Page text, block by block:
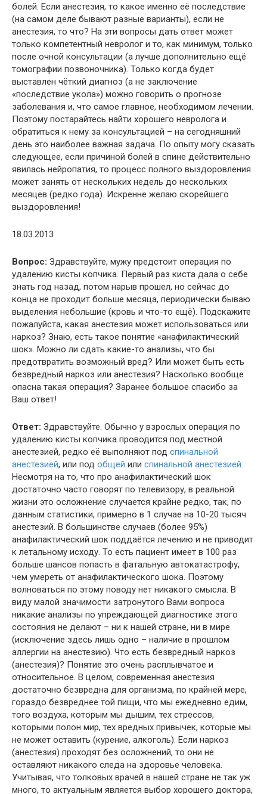
болей. Если анестезия, то какое именно её последствие
(на самом деле бывают разные варианты), если не
анестезия, то что? На эти вопросы дать ответ может
только компетентный невролог и то, как минимум, только
после очной консультации (а лучше дополнительно ещё
томографии позвоночника). Только когда будет
выставлен чёткий диагноз (а не заключение
«последствие укола») можно говорить о прогнозе
заболевания и, что самое главное, необходимом лечении.
Поэтому постарайтесь найти хорошего невролога и
обратиться к нему за консультацией – на сегодняшний
день это наиболее важная задача. По опыту могу сказать
следующее, если причиной болей в спине действительно
явилась нейропатия, то процесс полного выздоровления
может занять от нескольких недель до нескольких
месяцев (редко года). Искренне желаю скорейшего
выздоровления!
18.03.2013
Вопрос: Здравствуйте, мужу предстоит операция по
удалению кисты копчика. Первый раз киста дала о себе
знать год назад, потом нарыв прошел, но сейчас до
конца не проходит больше месяца, периодически бываю
выделения небольшие (кровь и что-то ещё). Подскажите
пожалуйста, какая анестезия может использоваться или
наркоз? Знаю, есть такое понятие «анафилактический
шок». Можно ли сдать какие-то анализы, что бы
предотвратить возможный вред? Или может быть есть
безвредный наркоз или анестезия? Насколько вообще
опасна такая операция? Заранее большое спасибо за
Ваш ответ!
Ответ: Здравствуйте. Обычно у взрослых операция по
удалению кисты копчика проводится под местной
анестезией, редко её выполняют под спинальной
анестезией, или под общей или спинальной анестезией.
Несмотря на то, что про анафилактический шок
достаточно часто говорят по телевизору, в реальной
жизни это осложнение случается крайне редко, так, по
данным статистики, примерно в 1 случае на 10-20 тысяч
анестезий. В большинстве случаев (более 95%)
анафилактический шок поддаётся лечению и не приводит
к летальному исходу. То есть пациент имеет в 100 раз
больше шансов попасть в фатальную автокатастрофу,
чем умереть от анафилактического шока. Поэтому
волноваться по этому поводу нет никакого смысла. В
виду малой значимости затронутого Вами вопроса
никакие анализы по упреждающей диагностике этого
состояния не делают – ни к нашей стране, ни в мире
(исключение здесь лишь одно – наличие в прошлом
аллергии на анестезию). Что есть безвредный наркоз
(анестезия)? Понятие это очень расплывчатое и
относительное. В целом, современная анестезия
достаточно безвредна для организма, по крайней мере,
гораздо безвреднее той пищи, что мы ежедневно едим,
того воздуха, которым мы дышим, тех стрессов,
которыми полон мир, тех вредных привычек, которые мы
не может оставить (курение, алкоголь). Если наркоз
(анестезия) проходят без осложнений, то они не
оставляют никакого следа на здоровье человека.
Учитывая, что толковых врачей в нашей стране не так уж
много, то актуальным является выбор хорошего доктора,